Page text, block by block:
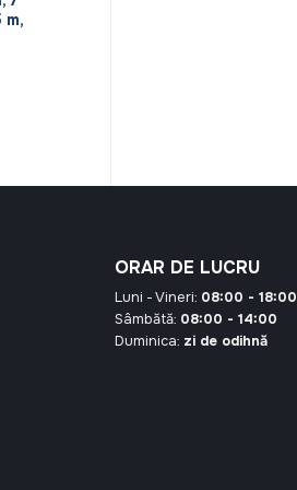
ORAR DE LUCRU
Luni - Vineri: 08:00 - 18:00
Sâmbătă: 08:00 - 14:00
Duminica: zi de odihnă